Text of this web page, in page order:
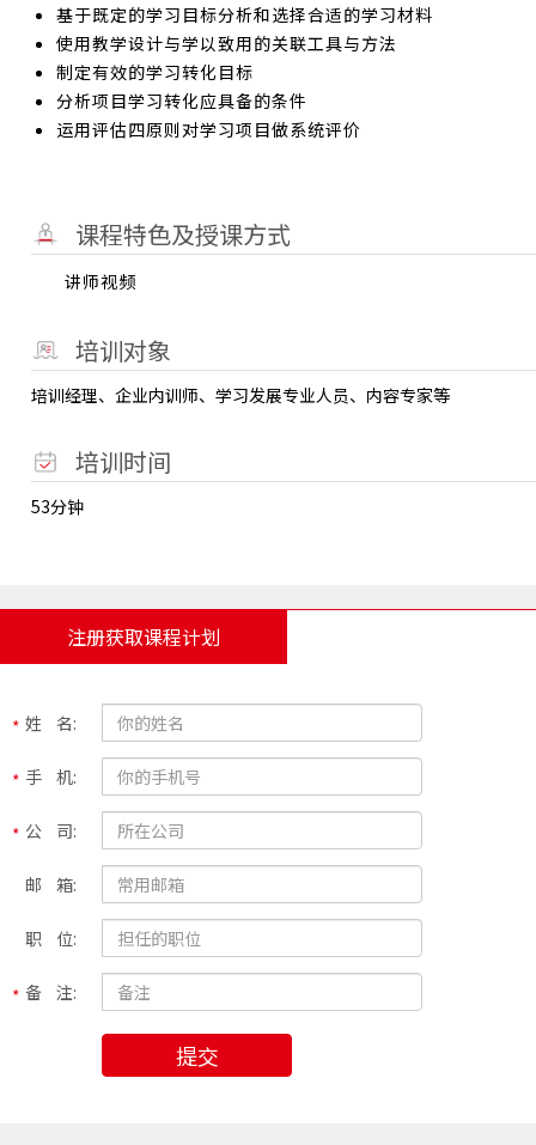
基于既定的学习目标分析和选择合适的学习材料
使用教学设计与学以致用的关联工具与方法
制定有效的学习转化目标
分析项目学习转化应具备的条件
运用评估四原则对学习项目做系统评价
课程特色及授课方式
讲师视频
培训对象
培训经理、企业内训师、学习发展专业人员、内容专家等
培训时间
53分钟
注册获取课程计划
姓 名:
手 机:
公 司:
邮 箱:
职 位:
备 注:
提交